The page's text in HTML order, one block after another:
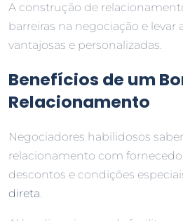
A construção de
barreiras na negociação e levar
vantajosas e personalizadas.
Benefícios de um
Relacionamento
Negociadores habilidosos
relacionamento com
descontos e condições
direta.